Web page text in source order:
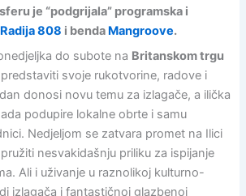
je “podgrijala” programska i
Radija 808 i benda Mangroove.
do subote na Britanskom trgu
svoje rukotvorine, radove i
donosi novu temu za izlagače, a ilička
podupire lokalne obrte i samu
Nedjeljom se zatvara promet na Ilici
nesvakidašnju priliku za ispijanje
Ali i uživanje u raznolikoj kulturno-
izlagača i fantastičnoj glazbenoj